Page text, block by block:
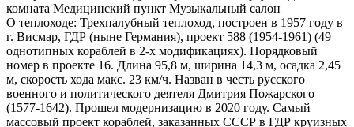
комната Медицинский пункт Музыкальный салон
О теплоходе: Трехпалубный теплоход, построен в 1957 году в
г. Висмар, ГДР (ныне Германия), проект 588 (1954-1961) (49
однотипных кораблей в 2-х модификациях). Порядковый
номер в проекте 16. Длина 95,8 м, ширина 14,3 м, осадка 2,45
м, скорость хода макс. 23 км/ч. Назван в честь русского
военного и политического деятеля Дмитрия Пожарского
(1577-1642). Прошел модернизацию в 2020 году. Самый
массовый проект кораблей, заказанных СССР в ГДР круизных